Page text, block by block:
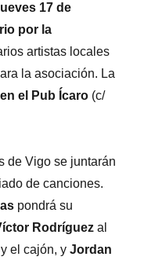
17 de
por la
artistas locales
la asociación. La
el Pub Ícaro (c/
de Vigo se juntarán
de canciones.
pondrá su
Rodríguez al
el cajón, yJordan